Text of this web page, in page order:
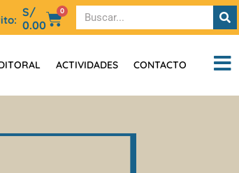
S/
0.00
0
ACTIVIDADES CONTACTO